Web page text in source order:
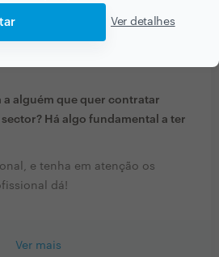
Ver detalhes
Empresa em cima
foi aprendendo com os
a alguém que quer contratar
Há algo fundamental a ter
e tenha em atenção os
dá!
Ver mais